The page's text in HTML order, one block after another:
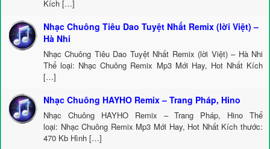
Kích […]
Nhạc Chuông Tiêu Dao Tuyệt Nhất Remix (lời Việt) –
Hà Nhi
Nhạc Chuông Tiêu Dao Tuyệt Nhất Remix (lời Việt) – Hà Nhi
Thể loại: Nhạc Chuông Remix Mp3 Mới Hay, Hot Nhất Kích
[…]
Nhạc Chuông HAYHO Remix – Trang Pháp, Hino
Nhạc Chuông HAYHO Remix – Trang Pháp, Hino Thể
loại: Nhạc Chuông Remix Mp3 Mới Hay, Hot Nhất Kích thước:
470 Kb Hình […]